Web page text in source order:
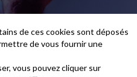
de ces cookies sont déposés
de vous fournir une
vous pouvez cliquer sur